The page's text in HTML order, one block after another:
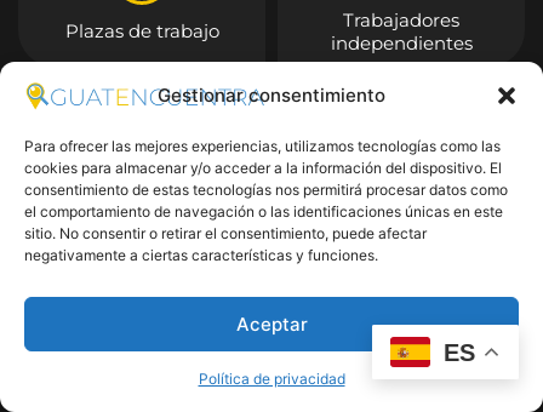
Gestionar consentimiento
Para ofrecer las mejores experiencias, utilizamos tecnologías como las
cookies para almacenar y/o acceder a la información del dispositivo. El
consentimiento de estas tecnologías nos permitirá procesar datos como
el comportamiento de navegación o las identificaciones únicas en este
sitio. No consentir o retirar el consentimiento, puede afectar
negativamente a ciertas características y funciones.
Aceptar
Política de privacidad
Plazas de trabajo
Trabajadores
independientes
Entrar
ES